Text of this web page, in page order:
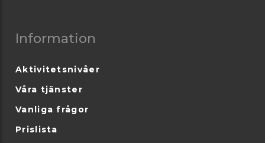
Information
Aktivitetsnivåer
Våra tjänster
Vanliga frågor
Prislista